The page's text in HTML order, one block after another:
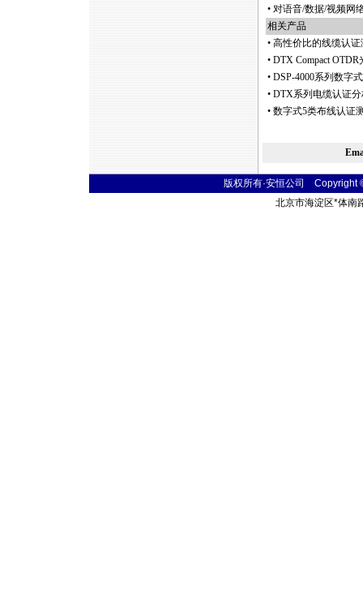
• 对语音/数据/视频网
相关产品
• 高性价比的线缆认证
• DTX Compact
• DSP-4000系列数字
• DTX系列电缆认证
• 数字式5类布线认证
版权所有·安恒公司
北京市海淀区*体南